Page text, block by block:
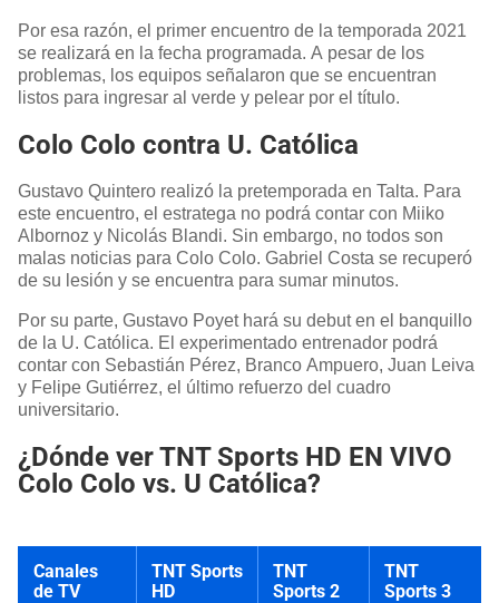
Por esa razón, el primer encuentro de la temporada 2021
se realizará en la fecha programada. A pesar de los
problemas, los equipos señalaron que se encuentran
listos para ingresar al verde y pelear por el título.
Colo Colo contra U. Católica
Gustavo Quintero realizó la pretemporada en Talta. Para
este encuentro, el estratega no podrá contar con Miiko
Albornoz y Nicolás Blandi. Sin embargo, no todos son
malas noticias para Colo Colo. Gabriel Costa se recuperó
de su lesión y se encuentra para sumar minutos.
Por su parte, Gustavo Poyet hará su debut en el banquillo
de la U. Católica. El experimentado entrenador podrá
contar con Sebastián Pérez, Branco Ampuero, Juan Leiva
y Felipe Gutiérrez, el último refuerzo del cuadro
universitario.
¿Dónde ver TNT Sports HD EN VIVO
Colo Colo vs. U Católica?
Canales
de TV
TNT Sports
HD
TNT
Sports 2
TNT
Sports 3